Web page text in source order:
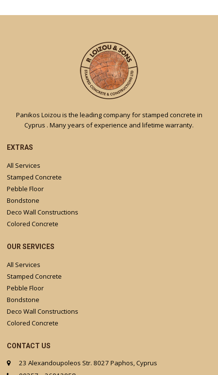
Panikos Loizou is the leading company for stamped concrete in
Cyprus . Many years of experience and lifetime warranty.
EXTRAS
All Services
Stamped Concrete
Pebble Floor
Bondstone
Deco Wall Constructions
Colored Concrete
OUR SERVICES
All Services
Stamped Concrete
Pebble Floor
Bondstone
Deco Wall Constructions
Colored Concrete
CONTACT US
23 Alexandoupoleos Str. 8027 Paphos, Cyprus